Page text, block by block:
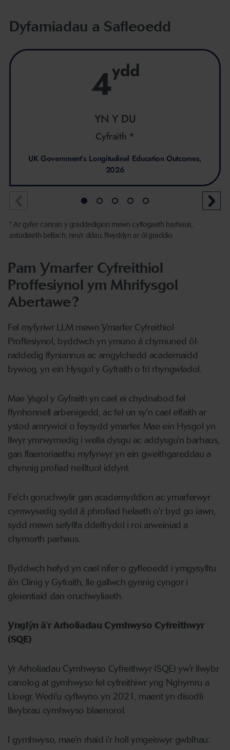
Dyfarniadau a Safleoedd
4ydd
YN Y DU
Cyfraith *
UK Government’s Longitudinal Education Outcomes,
2026
* Ar gyfer canran y graddedigion mewn cyflogaeth barhaus,
astudiaeth bellach, neu'r ddau, flwyddyn ar ôl graddio.
Pam Ymarfer Cyfreithiol
Proffesiynol ym Mhrifysgol
Abertawe?
Fel myfyriwr LLM mewn Ymarfer Cyfreithiol
Proffesiynol, byddwch yn ymuno â chymuned ôl-
raddedig ffyniannus ac amgylchedd academaidd
bywiog, yn ein Hysgol y Gyfraith o fri rhyngwladol.
Mae Ysgol y Gyfraith yn cael ei chydnabod fel
ffynhonnell arbenigedd, ac fel un sy'n cael effaith ar
ystod amrywiol o feysydd ymarfer. Mae ein Hysgol yn
llwyr ymrwymedig i wella dysgu ac addysgu'n barhaus,
gan flaenoriaethu myfyrwyr yn ein gweithgareddau a
chynnig profiad neilltuol iddynt.
Fe'ch goruchwylir gan academyddion ac ymarferwyr
cymwysedig sydd â phrofiad helaeth o'r byd go iawn,
sydd mewn sefyllfa ddelfrydol i roi arweiniad a
chymorth parhaus.
Byddwch hefyd yn cael nifer o gyfleoedd i ymgysylltu
â'n Clinig y Gyfraith, lle gallwch gynnig cyngor i
gleientiaid dan oruchwyliaeth.
Ynglŷn â'r Arholiadau Cymhwyso Cyfreithwyr
(SQE)
Yr Arholiadau Cymhwyso Cyfreithwyr (SQE) yw'r llwybr
canolog at gymhwyso fel cyfreithiwr yng Nghymru a
Lloegr. Wedi'u cyflwyno yn 2021, maent yn disodli
llwybrau cymhwyso blaenorol.
I gymhwyso, mae'n rhaid i'r holl ymgeiswyr gwblhau: